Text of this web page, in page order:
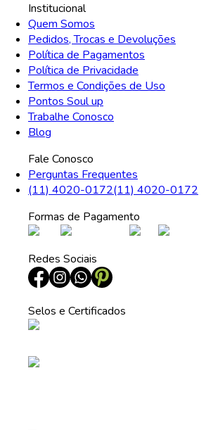
Institucional
Quem Somos
Pedidos, Trocas e Devoluções
Política de Pagamentos
Política de Privacidade
Termos e Condições de Uso
Pontos Soul up
Trabalhe Conosco
Blog
Fale Conosco
Perguntas Frequentes
(11) 4020-0172(11) 4020-0172
Formas de Pagamento
Redes Sociais
Selos e Certificados